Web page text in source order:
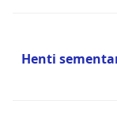
Henti